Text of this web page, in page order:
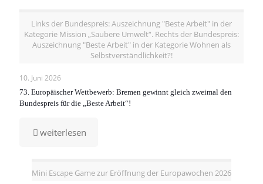
Links der Bundespreis: Auszeichnung "Beste Arbeit" in der
Kategorie Mission „Saubere Umwelt“. Rechts der Bundespreis:
Auszeichnung "Beste Arbeit" in der Kategorie Wohnen als
Selbstverständlichkeit?!
10. Juni 2026
73. Europäischer Wettbewerb: Bremen gewinnt gleich zweimal den
Bundespreis für die „Beste Arbeit“!
weiterlesen
Bremen
Mini Escape Game zur Eröffnung der Europawochen 2026